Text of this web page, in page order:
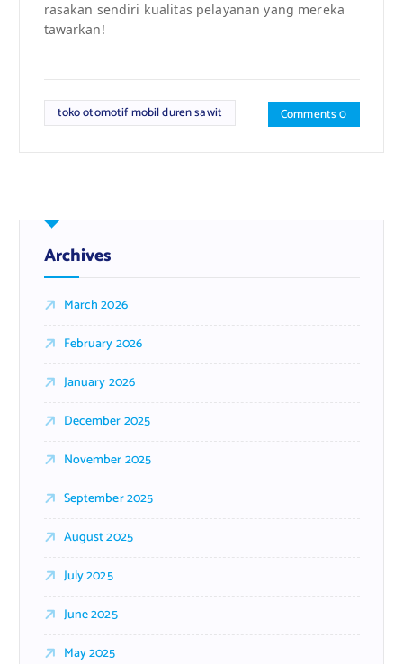
rasakan sendiri kualitas pelayanan yang mereka
tawarkan!
toko otomotif mobil duren sawit Comments 0
Archives
March 2026
February 2026
January 2026
December 2025
November 2025
September 2025
August 2025
July 2025
June 2025
May 2025